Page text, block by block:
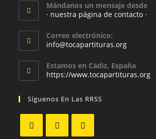
Mándanos un mensaje desde
· nuestra página de contacto ·
Correo electrónico:
info@tocapartituras.org
Estamos en Cádiz, España
https://www.tocapartituras.org
Síguenos En Las RRSS